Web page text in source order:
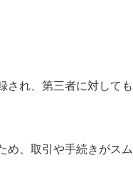
され、第三者に対しても
め、取引や手続きがスム